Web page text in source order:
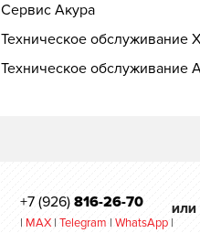
Сервис Акура
Техническое обслуживание
Техническое обслуживание
+7 (926) 816-26-70
| MAX | Telegram | WhatsApp |
ИЛИ